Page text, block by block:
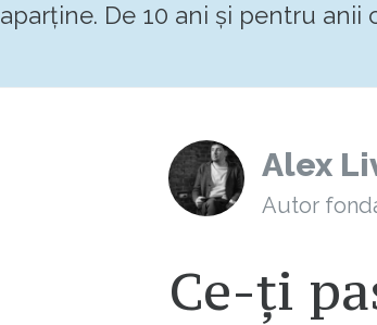
aparține. De 10 ani și pentru anii
Alex
Autor
Ce-ți